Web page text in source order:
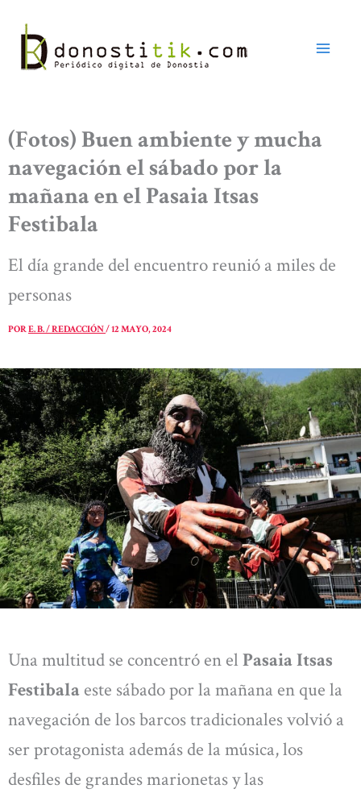
contenido
(Fotos) Buen ambiente y mucha
navegación el sábado por la
mañana en el Pasaia Itsas
Festibala
El día grande del encuentro reunió a miles de
personas
PORE. B. / REDACCIÓN/12 MAYO, 2024
Una multitud se concentró en el Pasaia Itsas
Festibala este sábado por la mañana en que la
navegación de los barcos tradicionales volvió a
ser protagonista además de la música, los
desfiles de grandes marionetas y las